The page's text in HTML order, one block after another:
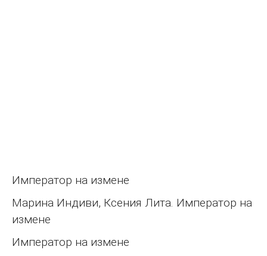
Император на измене
Марина Индиви, Ксения Лита. Император на
измене
Император на измене